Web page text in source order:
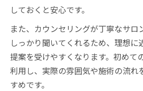
しておくと安心です。
また、カウンセリングが丁寧なサロ
しっかり聞いてくれるため、理想に
提案を受けやすくなります。初めて
利用し、実際の雰囲気や施術の流れ
すめです。